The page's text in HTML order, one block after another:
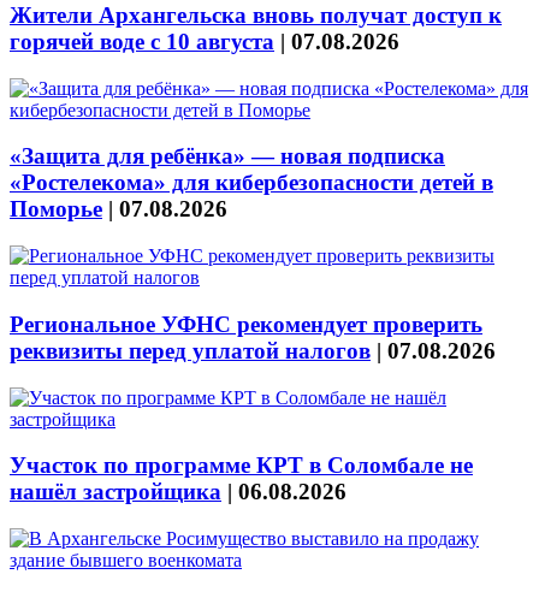
Жители Архангельска вновь получат доступ к
горячей воде с 10 августа | 07.08.2026
«Защита для ребёнка» — новая подписка
«Ростелекома» для кибербезопасности детей в
Поморье | 07.08.2026
Региональное УФНС рекомендует проверить
реквизиты перед уплатой налогов | 07.08.2026
Участок по программе КРТ в Соломбале не
нашёл застройщика | 06.08.2026